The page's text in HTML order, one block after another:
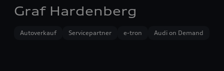
Graf Hardenberg
Autoverkauf Servicepartner e-tron Audi on Demand